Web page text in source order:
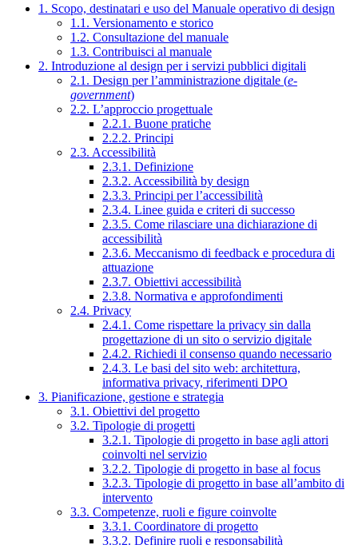
1. Scopo, destinatari e uso del Manuale operativo di design
1.1. Versionamento e storico
1.2. Consultazione del manuale
1.3. Contribuisci al manuale
2. Introduzione al design per i servizi pubblici digitali
2.1. Design per l’amministrazione digitale (e-
government)
2.2. L’approccio progettuale
2.2.1. Buone pratiche
2.2.2. Principi
2.3. Accessibilità
2.3.1. Definizione
2.3.2. Accessibilità by design
2.3.3. Principi per l’accessibilità
2.3.4. Linee guida e criteri di successo
2.3.5. Come rilasciare una dichiarazione di
accessibilità
2.3.6. Meccanismo di feedback e procedura di
attuazione
2.3.7. Obiettivi accessibilità
2.3.8. Normativa e approfondimenti
2.4. Privacy
2.4.1. Come rispettare la privacy sin dalla
progettazione di un sito o servizio digitale
2.4.2. Richiedi il consenso quando necessario
2.4.3. Le basi del sito web: architettura,
informativa privacy, riferimenti DPO
3. Pianificazione, gestione e strategia
3.1. Obiettivi del progetto
3.2. Tipologie di progetti
3.2.1. Tipologie di progetto in base agli attori
coinvolti nel servizio
3.2.2. Tipologie di progetto in base al focus
3.2.3. Tipologie di progetto in base all’ambito di
intervento
3.3. Competenze, ruoli e figure coinvolte
3.3.1. Coordinatore di progetto
3.3.2. Definire ruoli e responsabilità